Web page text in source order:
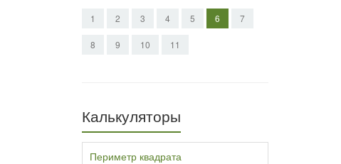
1 2 3 4 5 6 7
8 9 10 11
Калькуляторы
Периметр квадрата